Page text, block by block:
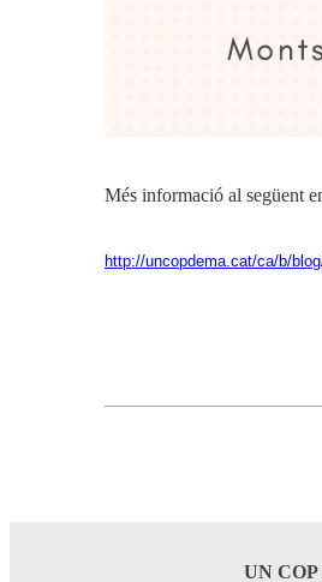
Més informació al següent
http://uncopdema.cat/ca/b/
UN